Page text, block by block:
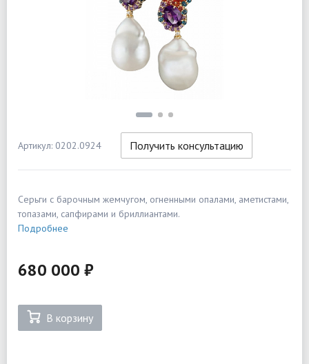
Артикул: 0202.0924 Получить консультацию
Серьги с барочным жемчугом, огненными опалами, аметистами,
топазами, сапфирами и бриллиантами.
Подробнее
680 000 ₽
В корзину